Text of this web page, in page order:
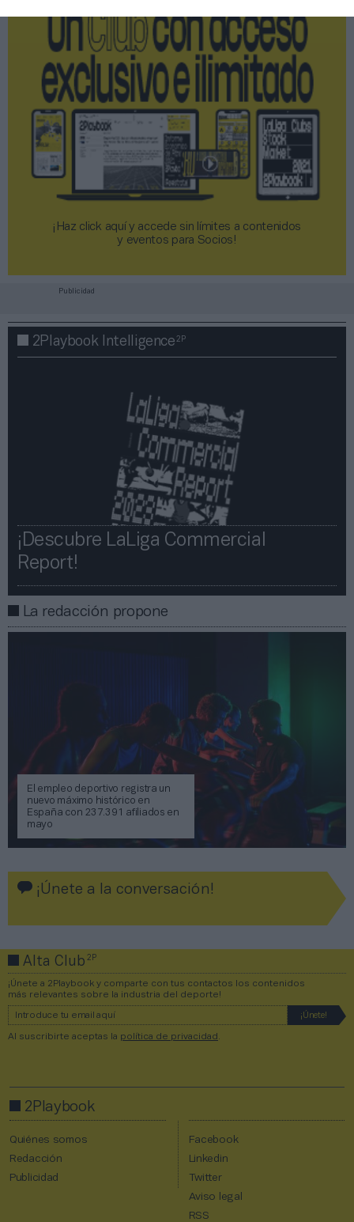
¡Haz click aquí y accede sin límites a contenidos
y eventos para Socios!​​​​​​​
Publicidad
2Playbook Intelligence2P
¡Descubre LaLiga Commercial
Report!​​
La redacción propone
El empleo deportivo registra un
nuevo máximo histórico en
España con 237.391 afiliados en
mayo
¡Únete a la conversación!
Alta Club2P
¡Únete a 2Playbook y comparte con tus contactos los contenidos
más relevantes sobre la industria del deporte!
Al suscribirte aceptas la política de privacidad
2Playbook
Quiénes somos
Redacción
Publicidad
Facebook
Linkedin
Twitter
Aviso legal
RSS